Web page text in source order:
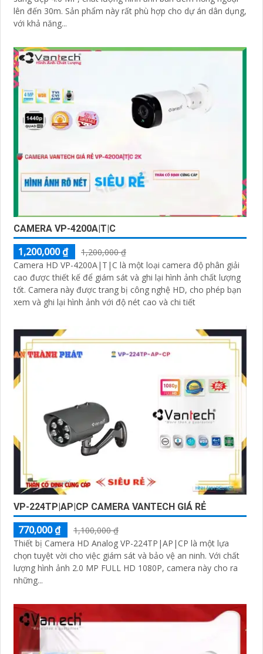
lên đến 30m. Sản phẩm này rất phù hợp cho dự án dân dụng,
với khả năng...
CAMERA VP-4200A|T|C
1,200,000 ₫
1,200,000 ₫
Camera HD VP-4200A|T|C là một loại camera độ phân giải
cao được thiết kế để giám sát và ghi lại hình ảnh chất lượng
tốt. Camera này được trang bị công nghệ HD, cho phép bạn
xem và ghi lại hình ảnh với độ nét cao và chi tiết
VP-224TP|AP|CP CAMERA VANTECH GIÁ RẺ
770,000 ₫
1,100,000 ₫
Thiết bị Camera HD Analog VP-224TP|AP|CP là một lựa
chọn tuyệt vời cho việc giám sát và bảo vệ an ninh. Với chất
lượng hình ảnh 2.0 MP FULL HD 1080P, camera này cho ra
những...